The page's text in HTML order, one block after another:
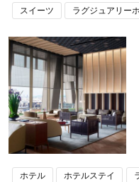
スイーツ ラグジュアリー
ホテル ホテルステイ